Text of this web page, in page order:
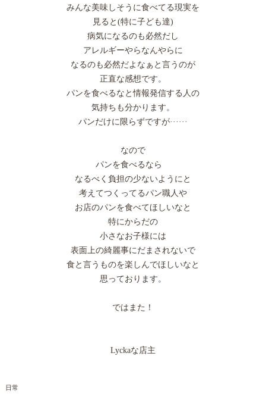
みんな美味しそうに食べてる現実を
見ると(特に子ども達)
病気になるのも必然だし
アレルギーやらなんやらに
なるのも必然だよなぁと言うのが
正直な感想です。
パンを食べるなと情報発信する人の
気持ちも分かります。
パンだけに限らずですが······
なので
パンを食べるなら
なるべく負担の少ないようにと
考えてつくってるパン職人や
お店のパンを食べてほしいなと
特にからだの
小さなお子様には
表面上の綺麗事にだまされないで
食と言うものを楽しんでほしいなと
思っております。
ではまた！
Lyckaな店主
日常